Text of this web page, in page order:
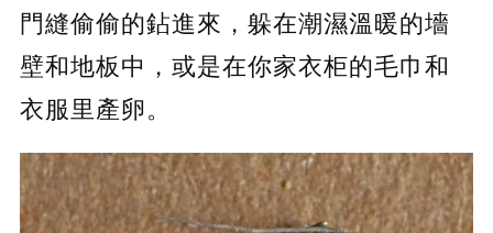
門縫偷偷的鉆進來，躲在潮濕溫暖的墻
壁和地板中，或是在你家衣柜的毛巾和
衣服里產卵。